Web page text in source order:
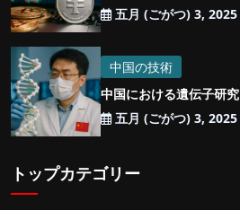
五月 (ごがつ) 3, 2025
中国の技術
中国における遺伝子研究
五月 (ごがつ) 3, 2025
トップカテゴリー